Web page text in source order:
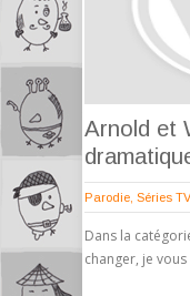
Arnold et
Parodie Séries TV
Dans la
changer, je